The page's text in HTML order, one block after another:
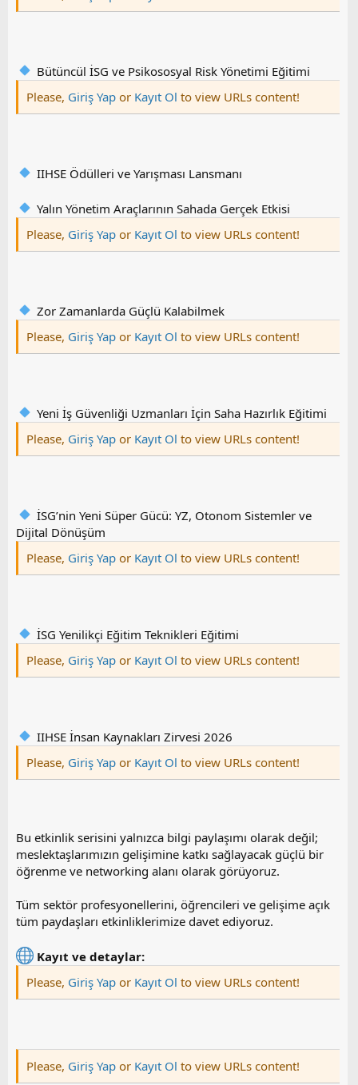
Bütüncül İSG ve Psikososyal Risk Yönetimi Eğitimi
Please, Giriş Yap or Kayıt Ol to view URLs content!
IIHSE Ödülleri ve Yarışması Lansmanı
Yalın Yönetim Araçlarının Sahada Gerçek Etkisi
Please, Giriş Yap or Kayıt Ol to view URLs content!
Zor Zamanlarda Güçlü Kalabilmek
Please, Giriş Yap or Kayıt Ol to view URLs content!
Yeni İş Güvenliği Uzmanları İçin Saha Hazırlık Eğitimi
Please, Giriş Yap or Kayıt Ol to view URLs content!
İSG’nin Yeni Süper Gücü: YZ, Otonom Sistemler ve
Dijital Dönüşüm
Please, Giriş Yap or Kayıt Ol to view URLs content!
İSG Yenilikçi Eğitim Teknikleri Eğitimi
Please, Giriş Yap or Kayıt Ol to view URLs content!
IIHSE İnsan Kaynakları Zirvesi 2026
Please, Giriş Yap or Kayıt Ol to view URLs content!
Bu etkinlik serisini yalnızca bilgi paylaşımı olarak değil;
meslektaşlarımızın gelişimine katkı sağlayacak güçlü bir
öğrenme ve networking alanı olarak görüyoruz.
Tüm sektör profesyonellerini, öğrencileri ve gelişime açık
tüm paydaşları etkinliklerimize davet ediyoruz.
Kayıt ve detaylar:
Please, Giriş Yap or Kayıt Ol to view URLs content!
Please, Giriş Yap or Kayıt Ol to view URLs content!